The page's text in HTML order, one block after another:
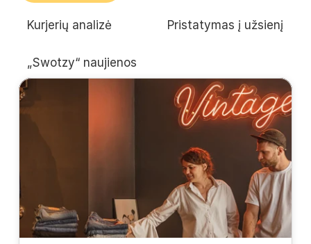
Lietuvių
Kurjerių analizė Pristatymas į užsienį
„Swotzy“ naujienos